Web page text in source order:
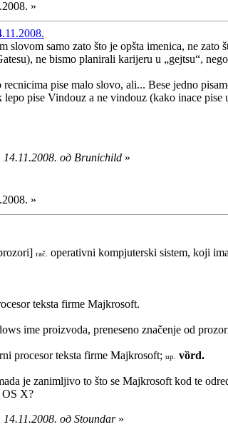
»
slovom samo zato što je opšta imenica, ne
ne bismo planirali karijeru u „gejtsu“,
recnicima pise malo slovo, ali... Bese jedno
pise Vindouz a ne vindouz (kako inace
од Brunichild »
»
rač. operativni kompjuterski sistem, koji
teksta firme Majkrosoft.
ime proizvoda, preneseno značenje od
procesor teksta firme Majkrosoft; up. vȍrd.
je zanimljivo to što se Majkrosoft kod te
OS X?
од Stoundar»